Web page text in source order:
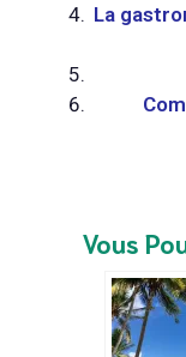
La
Vous